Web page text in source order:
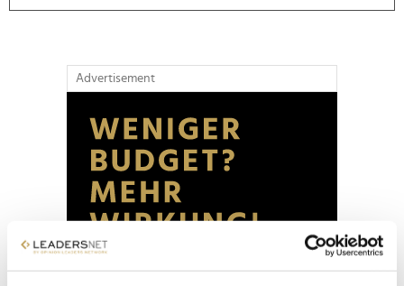
Advertisement